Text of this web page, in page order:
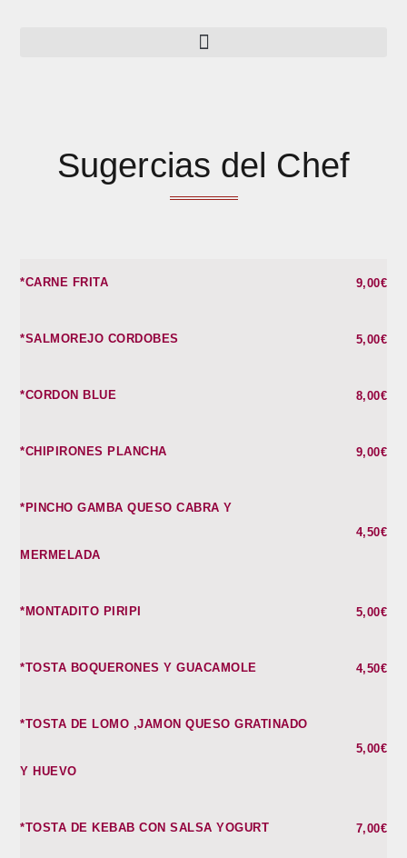
Sugercias del Chef
*CARNE FRITA 9,00€
*SALMOREJO CORDOBES 5,00€
*CORDON BLUE 8,00€
*CHIPIRONES PLANCHA 9,00€
*PINCHO GAMBA QUESO CABRA Y
MERMELADA
4,50€
*MONTADITO PIRIPI 5,00€
*TOSTA BOQUERONES Y GUACAMOLE 4,50€
*TOSTA DE LOMO ,JAMON QUESO GRATINADO
Y HUEVO
5,00€
*TOSTA DE KEBAB CON SALSA YOGURT 7,00€